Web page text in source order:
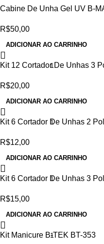
Cabine De Unha Gel UV B-
R$50,00
ADICIONAR AO CARRINHO
Kit 12 Cortador De Unhas 3
R$20,00
ADICIONAR AO CARRINHO
Kit 6 Cortador De Unhas 2
R$12,00
ADICIONAR AO CARRINHO
Kit 6 Cortador De Unhas 3
R$15,00
ADICIONAR AO CARRINHO
Kit Manicure B-TEK BT-353